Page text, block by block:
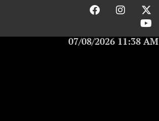
07/08/2026 11:38 AM